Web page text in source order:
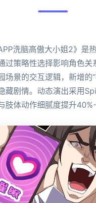
洗脑高傲大小姐2》是
过策略性选择影响角色关
场景的交互逻辑，新增的
藏剧情。动态演出采用
肢体动作细腻度提升